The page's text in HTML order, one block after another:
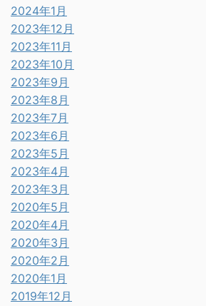
2024年1月
2023年12月
2023年11月
2023年10月
2023年9月
2023年8月
2023年7月
2023年6月
2023年5月
2023年4月
2023年3月
2020年5月
2020年4月
2020年3月
2020年2月
2020年1月
2019年12月